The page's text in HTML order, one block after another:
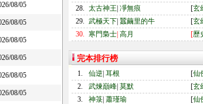
08/05
08/05
08/05
08/05
08/05
08/05
28. 太古神王 凈無痕 [玄
29. 武極天下 蠶繭里的牛 [玄
30. 寒門梟士 高月 [歷
完本排行榜
1. 仙逆 耳根 [仙
2.
武煉巔峰 莫默 [玄
3.
神箓 蕭瑾瑜 [仙